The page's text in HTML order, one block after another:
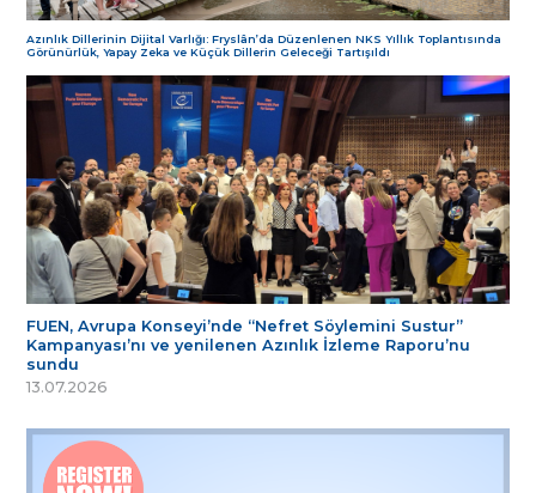
Azınlık Dillerinin Dijital Varlığı: Fryslân’da Düzenlenen NKS Yıllık Toplantısında
Görünürlük, Yapay Zeka ve Küçük Dillerin Geleceği Tartışıldı
FUEN, Avrupa Konseyi’nde “Nefret Söylemini Sustur”
Kampanyası’nı ve yenilenen Azınlık İzleme Raporu’nu
sundu
13.07.2026